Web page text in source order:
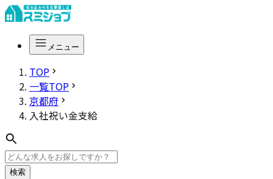
メニュー
TOP
一覧TOP
京都府
入社祝い金支給
検索